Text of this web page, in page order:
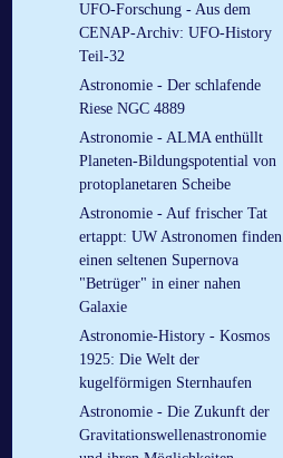
UFO-Forschung - Aus dem
CENAP-Archiv: UFO-History
Teil-32
Astronomie - Der schlafende
Riese NGC 4889
Astronomie - ALMA enthüllt
Planeten-Bildungspotential von
protoplanetaren Scheibe
Astronomie - Auf frischer Tat
ertappt: UW Astronomen finden
einen seltenen Supernova
"Betrüger" in einer nahen
Galaxie
Astronomie-History - Kosmos
1925: Die Welt der
kugelförmigen Sternhaufen
Astronomie - Die Zukunft der
Gravitationswellenastronomie